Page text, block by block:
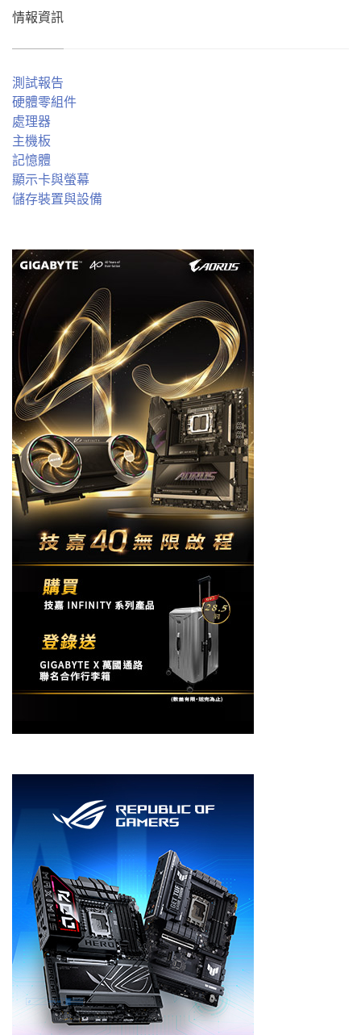
情報資訊
測試報告
硬體零組件
處理器
主機板
記憶體
顯示卡與螢幕
儲存裝置與設備